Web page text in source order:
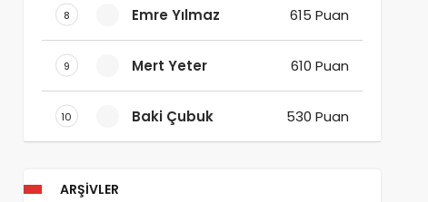
8 Emre Yılmaz 615 Puan
9 Mert Yeter 610 Puan
10 Baki Çubuk 530 Puan
ARŞIVLER